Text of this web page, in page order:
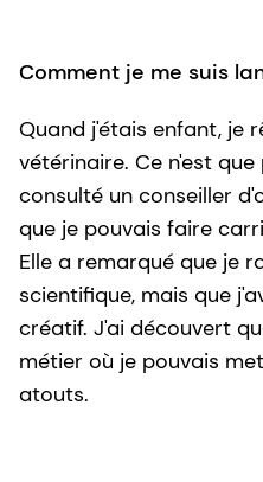
Comment je me suis
Quand j'étais enfant, je
vétérinaire. Ce n'est
consulté un conseiller
que je pouvais faire
Elle a remarqué que je
scientifique, mais que
créatif. J'ai découvert
métier où je pouvais
atouts.